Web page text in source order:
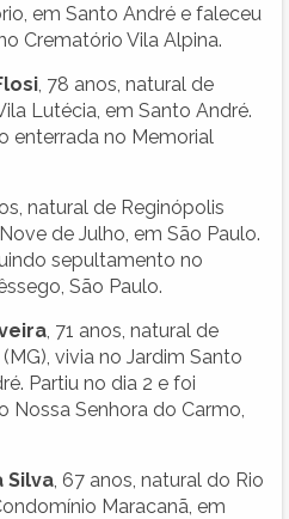
em Santo André e faleceu
Crematório Vila Alpina.
, 78 anos, natural de
Lutécia, em Santo André.
enterrada no Memorial
natural de Reginópolis
de Julho, em São Paulo.
sepultamento no
São Paulo.
, 71 anos, natural de
vivia no Jardim Santo
Partiu no dia 2 e foi
Nossa Senhora do Carmo,
Silva , 67 anos, natural do Rio
Maracanã, em